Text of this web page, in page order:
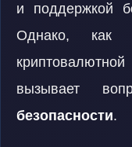
и поддержкой
Однако, как
вызывает
безопасности.